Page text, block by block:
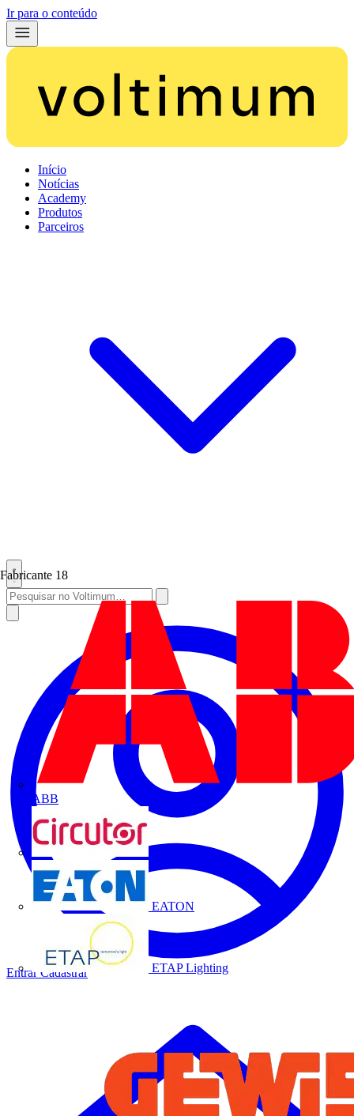
Ir para o conteúdo
Início
Notícias
Academy
Produtos
Parceiros
Fabricante 18
ABB
CIRCUTOR
EATON
ETAP Lighting
Entrar Cadastrar